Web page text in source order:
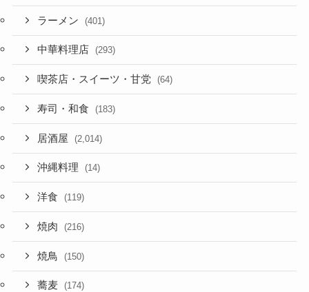
ラーメン (401)
中華料理店 (293)
喫茶店・スイーツ・甘党 (64)
寿司・和食 (183)
居酒屋 (2,014)
沖縄料理 (14)
洋食 (119)
焼肉 (216)
焼鳥 (150)
蕎麦 (174)